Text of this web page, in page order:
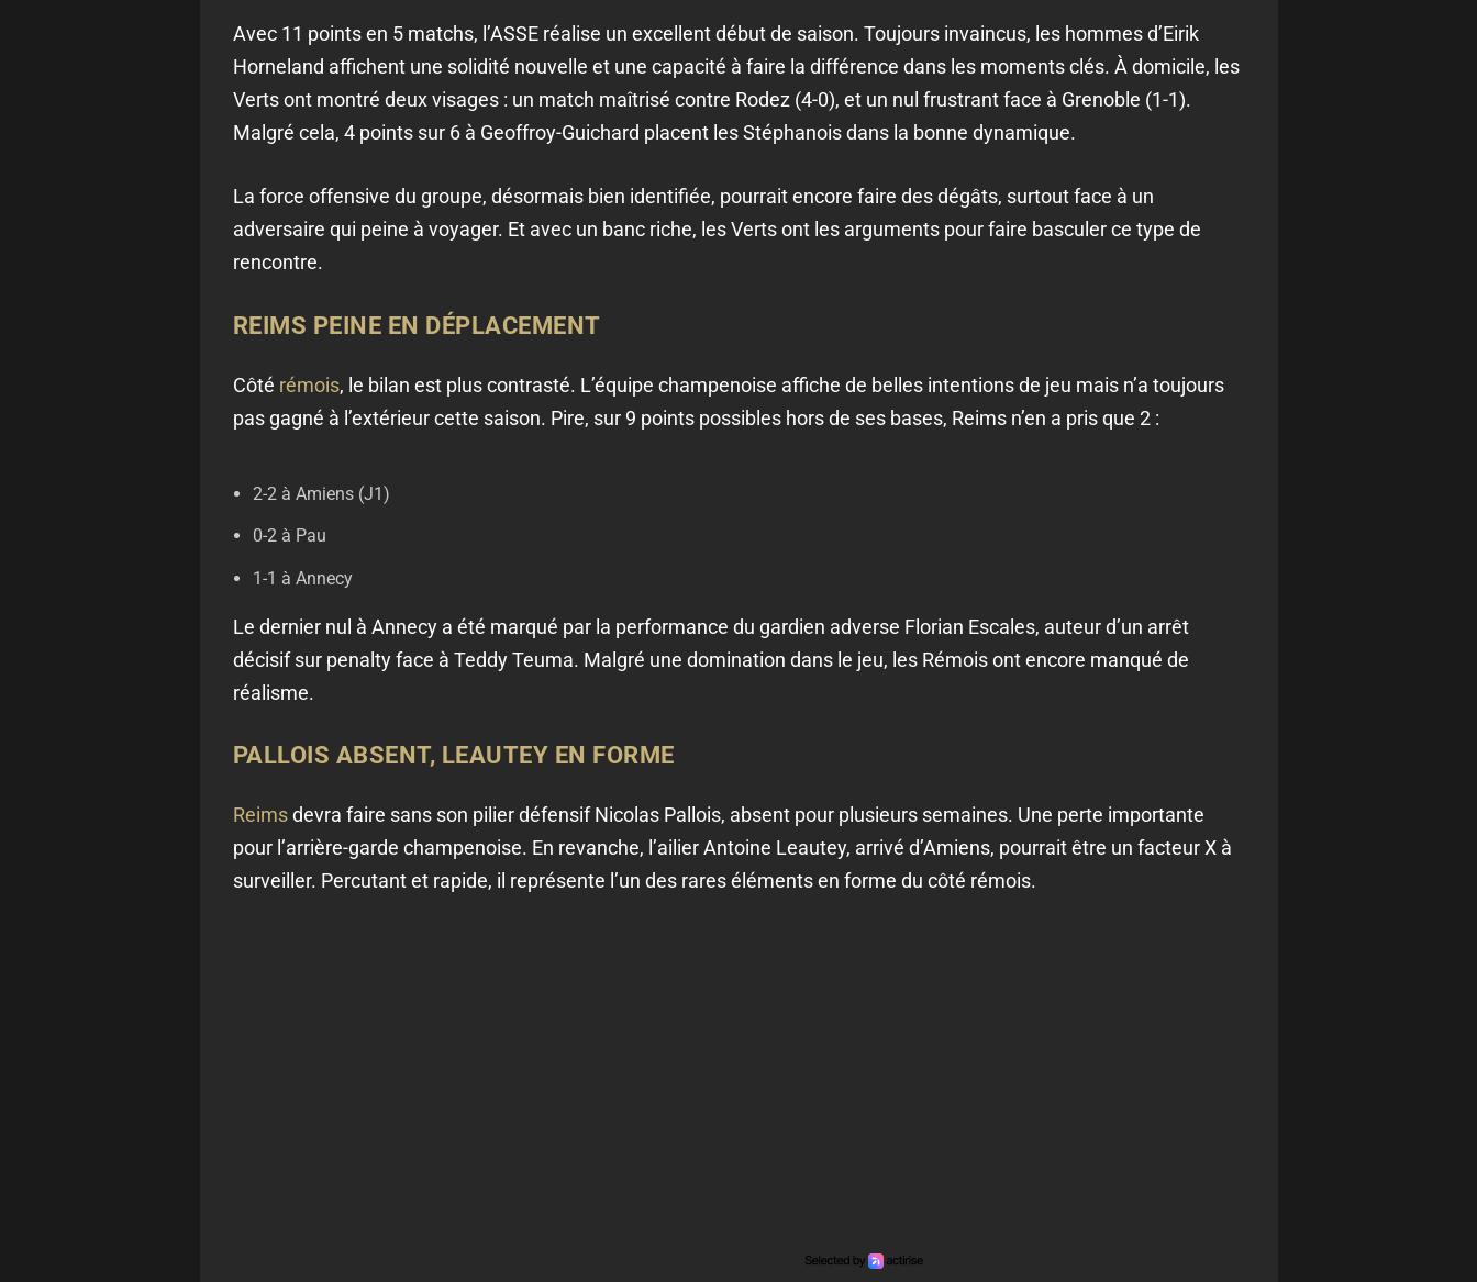
Avec 11 points en 5 matchs, l’ASSE réalise un excellent début de saison. Toujours invaincus, les hommes d’Eirik
Horneland affichent une solidité nouvelle et une capacité à faire la différence dans les moments clés. À domicile, les
Verts ont montré deux visages : un match maîtrisé contre Rodez (4-0), et un nul frustrant face à Grenoble (1-1).
Malgré cela, 4 points sur 6 à Geoffroy-Guichard placent les Stéphanois dans la bonne dynamique.
La force offensive du groupe, désormais bien identifiée, pourrait encore faire des dégâts, surtout face à un
adversaire qui peine à voyager. Et avec un banc riche, les Verts ont les arguments pour faire basculer ce type de
rencontre.
REIMS PEINE EN DÉPLACEMENT
Côté rémois, le bilan est plus contrasté. L’équipe champenoise affiche de belles intentions de jeu mais n’a toujours
pas gagné à l’extérieur cette saison. Pire, sur 9 points possibles hors de ses bases, Reims n’en a pris que 2 :
2-2 à Amiens (J1)
0-2 à Pau
1-1 à Annecy
Le dernier nul à Annecy a été marqué par la performance du gardien adverse Florian Escales, auteur d’un arrêt
décisif sur penalty face à Teddy Teuma. Malgré une domination dans le jeu, les Rémois ont encore manqué de
réalisme.
PALLOIS ABSENT, LEAUTEY EN FORME
Reimsdevra faire sans son pilier défensif Nicolas Pallois, absent pour plusieurs semaines. Une perte importante
pour l’arrière-garde champenoise. En revanche, l’ailier Antoine Leautey, arrivé d’Amiens, pourrait être un facteur X à
surveiller. Percutant et rapide, il représente l’un des rares éléments en forme du côté rémois.